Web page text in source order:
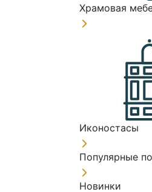
Храмовая
Иконостасы
Популярные
Новинки